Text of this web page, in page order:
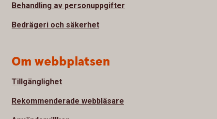
Behandling av personuppgifter
Bedrägeri och säkerhet
Om webbplatsen
Tillgänglighet
Rekommenderade webbläsare